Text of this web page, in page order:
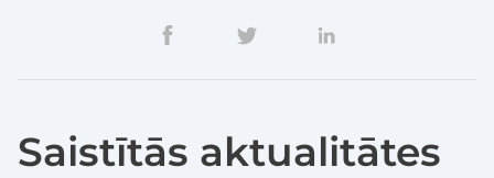
Saistītās aktualitātes